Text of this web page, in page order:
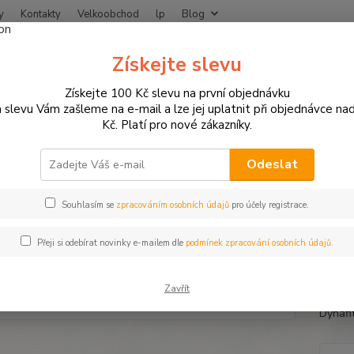
Kontakty Velkoobchod lp Blog
Hledat
Rukavice na motorku Pánské rukavice na motorku
rukavice na motorku
Získejte slevu
Získejte 100 Kč slevu na první objednávku
slevu Vám zašleme na e-mail a lze jej uplatnit při objednávce
Kč. Platí pro nové zákazníky.
Odeslat
Souhlasím se zpracováním osobních údajů pro účely registrace.
Přeji si odebírat novinky e-mailem dle podmínek zpracování osobních údajů.
Zavřít